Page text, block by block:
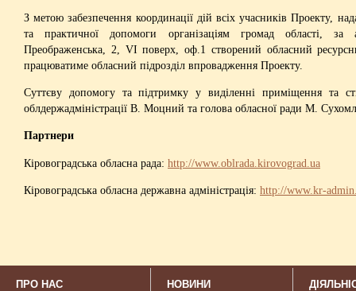
З метою забезпечення координації дій всіх учасників Проекту,
та практичної допомоги організаціям громад області,
Преображенська, 2, VI поверх, оф.1 створений обласний
працюватиме обласний підрозділ впровадження Проекту.
Суттєву допомогу та підтримку у виділенні приміщення та
облдержадміністрації В. Моцний та голова обласної ради М.
Партнери
Кіровоградська обласна рада: http://www.oblrada.kirovograd.ua
Кіровоградська обласна державна адміністрація: http://www.kr-
ПРО НАС
НОВИНИ